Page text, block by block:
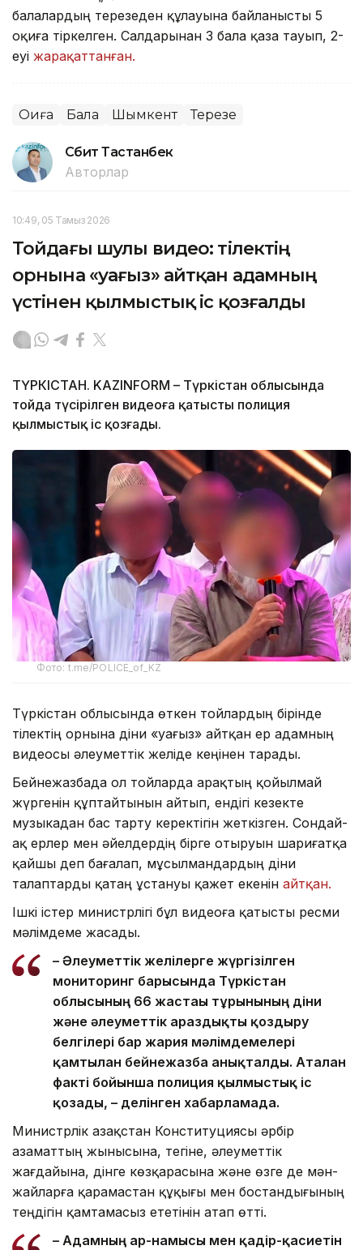
балалардың терезеден құлауына байланысты 5
оқиға тіркелген. Салдарынан 3 бала қаза тауып, 2-
еуі жарақаттанған.
Оқиға Бала Шымкент Терезе
Сәбит Тастанбек
Авторлар
10:49, 05 Тамыз 2026
Тойдағы шулы видео: тілектің
орнына «уағыз» айтқан адамның
үстінен қылмыстық іс қозғалды
ТҮРКІСТАН. KAZINFORM – Түркістан облысында
тойда түсірілген видеоға қатысты полиция
қылмыстық іс қозғады.
Фото: t.me/POLICE_of_KZ
Түркістан облысында өткен тойлардың бірінде
тілектің орнына діни «уағыз» айтқан ер адамның
видеосы әлеуметтік желіде кеңінен тарады.
Бейнежазбада ол тойларда арақтың қойылмай
жүргенін құптайтынын айтып, ендігі кезекте
музыкадан бас тарту керектігін жеткізген. Сондай-
ақ ерлер мен әйелдердің бірге отыруын шариғатқа
қайшы деп бағалап, мұсылмандардың діни
талаптарды қатаң ұстануы қажет екенін айтқан.
Ішкі істер министрлігі бұл видеоға қатысты ресми
мәлімдеме жасады.
– Әлеуметтік желілерге жүргізілген
мониторинг барысында Түркістан
облысының 66 жастағы тұрғынының діни
және әлеуметтік араздықты қоздыру
белгілері бар жария мәлімдемелері
қамтылған бейнежазба анықталды. Аталған
факті бойынша полиция қылмыстық іс
қозғады, – делінген хабарламада.
Министрлік Қазақстан Конституциясы әрбір
азаматтың жынысына, тегіне, әлеуметтік
жағдайына, дінге көзқарасына және өзге де мән-
жайларға қарамастан құқығы мен бостандығының
теңдігін қамтамасыз ететінін атап өтті.
– Адамның ар-намысы мен қадір-қасиетін